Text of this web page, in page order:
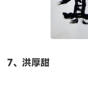
7、洪厚甜